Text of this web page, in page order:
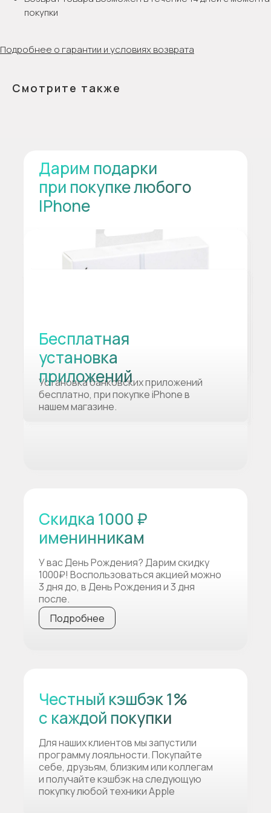
покупки
Подробнее о гарантии и условиях возврата
Смотрите также
Дарим подарки
при покупке любого
IPhone
Установка банковских приложений
бесплатно, при покупке iPhone в
нашем магазине.
Бесплатная
установка
приложений
Подробнее
Скидка 1000 ₽
именинникам
Для наших клиентов мы запустили
программу лояльности. Покупайте
себе, друзьям, близким или коллегам
и получайте кэшбэк на следующую
покупку любой техники Apple
Честный кэшбэк 1%
с каждой покупки
У вас День Рождения? Дарим скидку
1000₽! Воспользоваться акцией можно
3 дня до, в День Рождения и 3 дня
после.